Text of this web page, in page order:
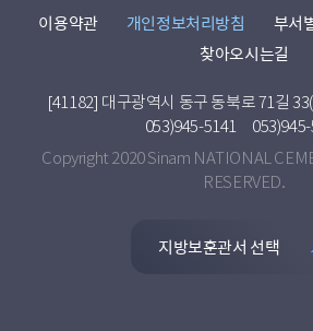
이용약관 개인정보처리방침 부서
찾아오시는길
[41182] 대구광역시 동구 동북로 71길
053)945-5141
Copyright 2020 Sinam NATIONAL
RESERVED.
지방보훈관서 선택